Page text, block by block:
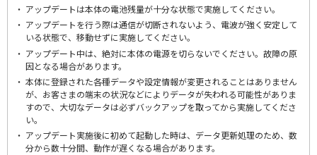
アップデートは本体の電池残量が十分な状態で実施してください。
アップデートを行う際は通信が切断されないよう、電波が強く安定して
いる状態で、移動せずに実施してください。
アップデート中は、絶対に本体の電源を切らないでください。故障の原
因となる場合があります。
本体に登録された各種データや設定情報が変更されることはありません
が、お客さまの端末の状況などによりデータが失われる可能性がありま
すので、大切なデータは必ずバックアップを取ってから実施してくださ
い。
アップデート実施後に初めて起動した時は、データ更新処理のため、数
分から数十分間、動作が遅くなる場合があります。